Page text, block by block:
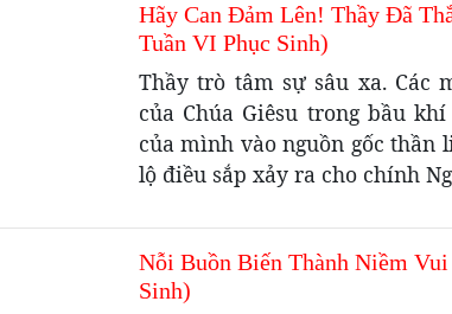
Hãy Can Đảm Lên! Thầy Đã
Tuần VI Phục Sinh)
Thầy trò tâm sự sâu xa. Các
của Chúa Giêsu trong bầu
của mình vào nguồn gốc thần
lộ điều sắp xảy ra cho chính
Nỗi Buồn Biến Thành Niềm
Sinh)